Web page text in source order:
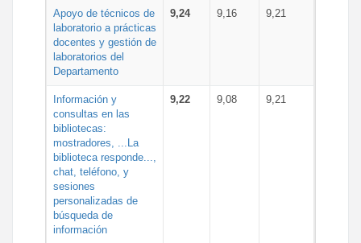
Apoyo de técnicos de
laboratorio a prácticas
docentes y gestión de
laboratorios del
Departamento
9,24 9,16 9,21
Información y
consultas en las
bibliotecas:
mostradores, ...La
biblioteca responde...,
chat, teléfono, y
sesiones
personalizadas de
búsqueda de
información
9,22 9,08 9,21